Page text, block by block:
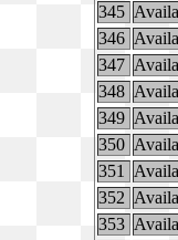
345
346
347
348
349
350
351
352
353